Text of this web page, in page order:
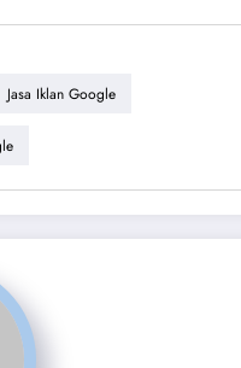
Jasa Iklan Google